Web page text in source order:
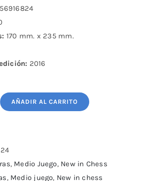
170 mm. x 235 mm.
2016
AÑADIR AL CARRITO
, Medio Juego, New in Chess
, Medio juego, New in chess